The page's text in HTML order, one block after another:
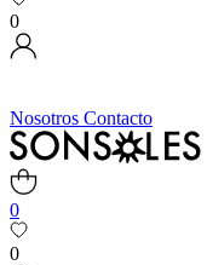
0
Nosotros Contacto
0
0